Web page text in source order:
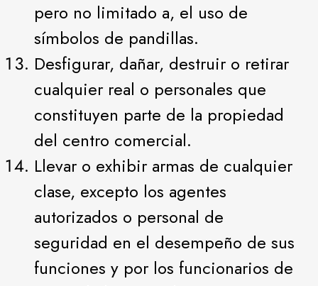
pero no limitado a, el uso de
símbolos de pandillas.
Desfigurar, dañar, destruir o retirar
cualquier real o personales que
constituyen parte de la propiedad
del centro comercial.
Llevar o exhibir armas de cualquier
clase, excepto los agentes
autorizados o personal de
seguridad en el desempeño de sus
funciones y por los funcionarios de